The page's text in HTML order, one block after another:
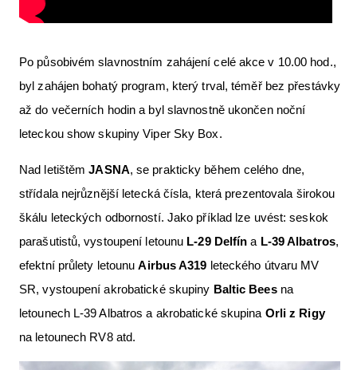
Po působivém slavnostním zahájení celé akce v 10.00 hod.,
byl zahájen bohatý program, který trval, téměř bez přestávky
až do večerních hodin a byl slavnostně ukončen noční
leteckou show skupiny Viper Sky Box.
Nad letištěmJASNA, se prakticky během celého dne,
střídala nejrůznější letecká čísla, která prezentovala širokou
škálu leteckých odborností. Jako příklad lze uvést: seskok
parašutistů, vystoupení letounu L-29 Delfín a L-39 Albatros,
efektní průlety letounuAirbus A319 leteckého útvaru MV
SR, vystoupení akrobatické skupiny Baltic Beesna
letounech L-39 Albatros a akrobatické skupina Orli z Rigy
na letounech RV8 atd.